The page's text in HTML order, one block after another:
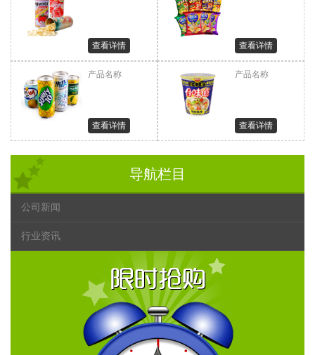
查看详情 查看详情
产品名称
查看详情
产品名称
查看详情
导航栏目
公司新闻
行业资讯